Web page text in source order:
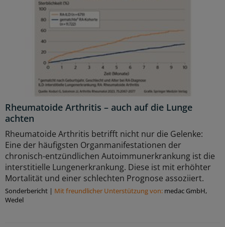
Rheumatoide Arthritis – auch auf die Lunge
achten
Rheumatoide Arthritis betrifft nicht nur die Gelenke:
Eine der häufigsten Organmanifestationen der
chronisch-entzündlichen Autoimmunerkrankung ist die
interstitielle Lungenerkrankung. Diese ist mit erhöhter
Mortalität und einer schlechten Prognose assoziiert.
Sonderbericht | Mit freundlicher Unterstützung von: medac GmbH,
Wedel